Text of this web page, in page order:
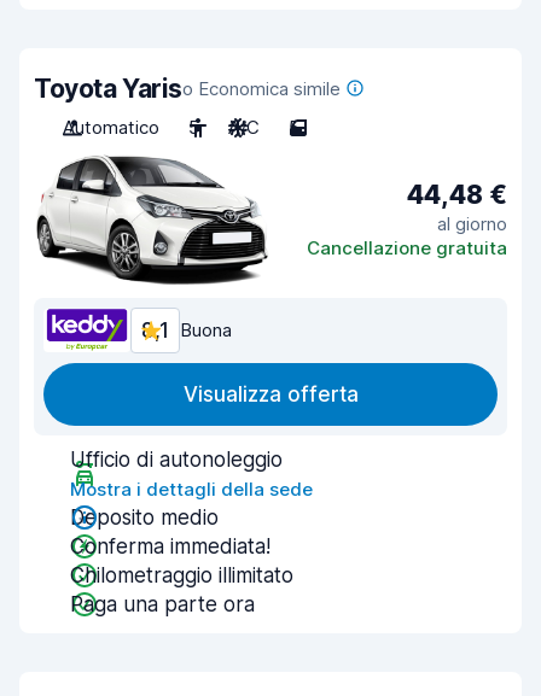
Toyota Yariso Economica simile
Automatico
5 A/C 5
44,48 €
al giorno
Cancellazione gratuita
8,1 Buona
Visualizza offerta
Ufficio di autonoleggio
Mostra i dettagli della sede
Deposito medio
Conferma immediata!
Chilometraggio illimitato
Paga una parte ora